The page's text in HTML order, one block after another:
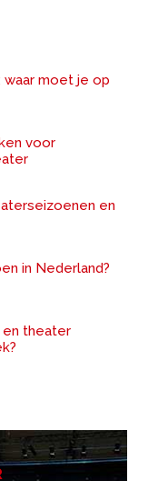
waar moet je op
voor
en
in Nederland?
en theater